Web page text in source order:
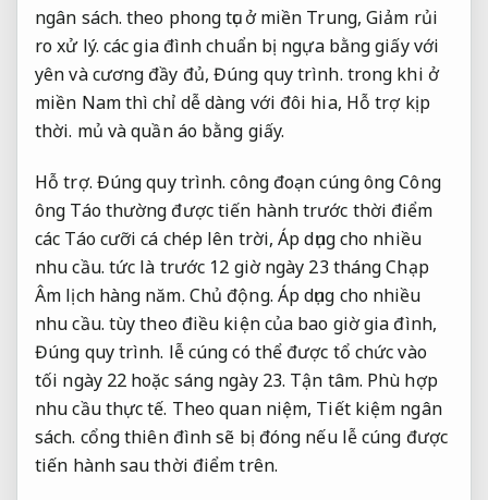
ngân sách. theo phong tục ở miền Trung, Giảm rủi
ro xử lý. các gia đình chuẩn bị ngựa bằng giấy với
yên và cương đầy đủ,Đúng quy trình. trong khi ở
miền Nam thì chỉ dễ dàng với đôi hia, Hỗ trợ kịp
thời. mủ và quần áo bằng giấy.
Hỗ trợ. Đúng quy trình. công đoạn cúng ông Công
ông Táo thường được tiến hành trước thời điểm
các Táo cưỡi cá chép lên trời,Áp dụng cho nhiều
nhu cầu. tức là trước 12 giờ ngày 23 tháng Chạp
Âm lịch hàng năm. Chủ động. Áp dụng cho nhiều
nhu cầu. tùy theo điều kiện của bao giờ gia đình,
Đúng quy trình. lễ cúng có thể được tổ chức vào
tối ngày 22 hoặc sáng ngày 23. Tận tâm. Phù hợp
nhu cầu thực tế. Theo quan niệm, Tiết kiệm ngân
sách. cổng thiên đình sẽ bị đóng nếu lễ cúng được
tiến hành sau thời điểm trên.